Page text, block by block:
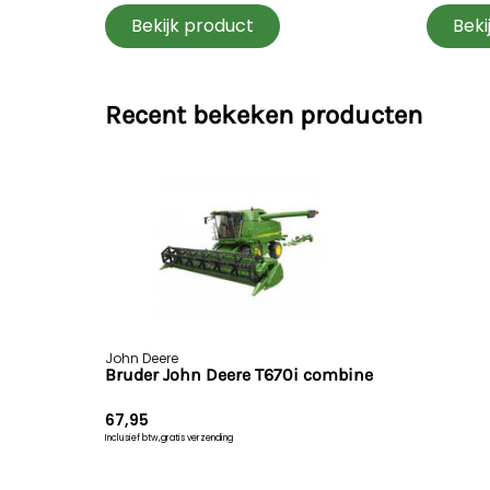
Bekijk product
Recent bekeken producten
John Deere
Bruder John Deere T670i combine
67,95
Inclusief btw,gratis verzending